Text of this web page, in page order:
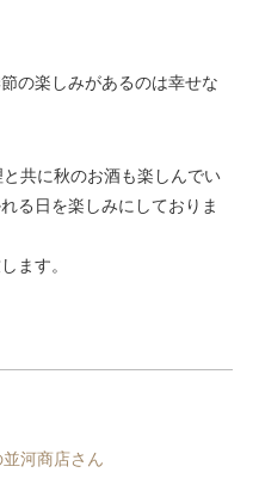
の楽しみがあるのは幸せな
共に秋のお酒も楽しんでい
る日を楽しみにしておりま
ます。
河商店さん